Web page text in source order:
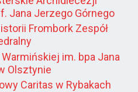
Jana Jerzego Górnego
Frombork Zespół
im. bpa Jana
Olsztynie
Caritas w Rybakach